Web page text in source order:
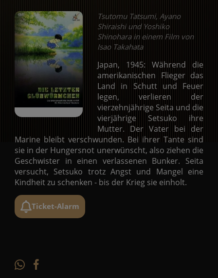
Tsutomu Tatsumi, Ayano
Shiraishi und Yoshiko
Shinohara in einem Film von
Isao Takahata
Japan, 1945: Während die
amerikanischen Flieger das
Land in Schutt und Feuer
legen, verlieren der
vierzehnjährige Seita und die
vierjährige Setsuko ihre
Mutter. Der Vater bei der
Marine bleibt verschwunden. Bei ihrer Tante sind
sie in der Hungersnot unerwünscht, also ziehen die
Geschwister in einen verlassenen Bunker. Seita
versucht, Setsuko trotz Angst und Mangel eine
Kindheit zu schenken - bis der Krieg sie einholt.
Ticket-Alarm